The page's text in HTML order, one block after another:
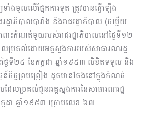
ាំងមូលលើផ្នែកការទូត ត្រូវបានធ្វើឡើង
ដ្ឋាភិបាលបារាំង និងរាជរដ្ឋាភិបាល (ចម្លើយ
ពោះកំណត់មួយរបស់រាជរដ្ឋាភិបាលនៅថ្ងៃទី១២
លប្រគល់ដោយអគ្គស្នងការរបស់សាធារណរដ្ឋ
ងៃទី២៤ ខែកក្កដា ឆ្នាំ១៩៥៣ លិខិតទទួល និង
តន៍កិច្ចព្រមព្រៀង ដូចមានចែងនៅក្នុងកំណត់
ដែលប្រគល់ជូនអគ្គស្នងការនៃសាធារណរដ្ឋ
កដា ឆ្នាំ១៩៥៣ ក្រោមលេខ ៦៧